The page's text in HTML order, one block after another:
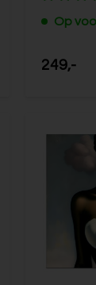
Op
249,-